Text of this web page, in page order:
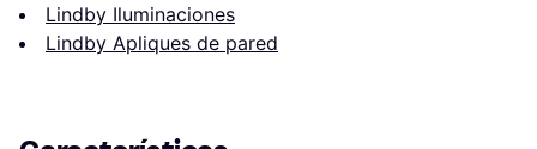
Lindby Iluminaciones
Lindby Apliques de pared